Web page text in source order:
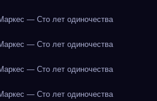
— Сто лет одиночества
— Сто лет одиночества
— Сто лет одиночества
— Сто лет одиночества